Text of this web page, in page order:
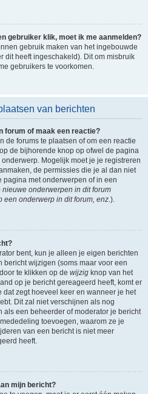
gebruiker klik, moet ik me aanmelden?
gebruik maken van het ingebouwde
dit heeft ingeschakeld). Dit om misbruik
gebruikers te voorkomen.
van berichten
forum of maak een reactie?
de forums te plaatsen of om een reactie
de bijhorende knop op ofwel de pagina
Mogelijk moet je je registreren
de permissies die je al dan niet
pagina met onderwerpen of in een
nieuwe onderwerpen in dit forum
onderwerp in dit forum, enz.).
bent, kun je alleen je eigen berichten
wijzigen (soms maar voor een
te klikken op de wijzig knop van het
op je bericht gereageerd heeft, komt er
zegt hoeveel keer en wanneer je het
Dit zal niet verschijnen als nog
een beheerder of moderator je bericht
toevoegen, waarom ze je
van een bericht is niet meer
heeft.
mijn bericht?